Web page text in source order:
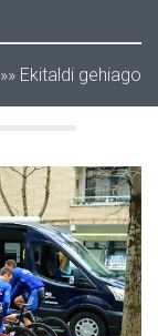
»» Ekitaldi gehiago